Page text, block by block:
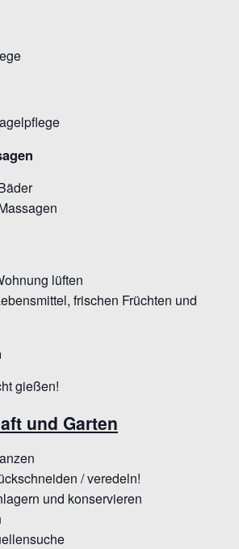
lüften
frischen Früchten und
gießen!
und Garten
/ veredeln!
und konservieren